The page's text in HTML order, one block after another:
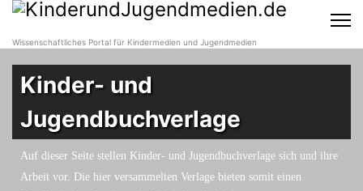
Wissenschaftliches Portal für Kindermedien und Jugendmedien
Kinder- und
Jugendbuchverlage
Auf dieser Seite stellen Kinder- und Jugendbuchverlage sich und ihre
Arbeit vor. Die hier versammelten Verlage bieten somit einen